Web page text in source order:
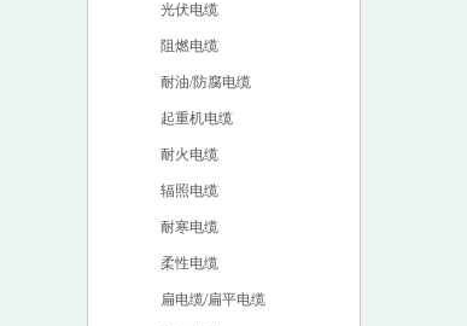
光伏电缆
阻燃电缆
耐油/防腐电缆
起重机电缆
耐火电缆
辐照电缆
耐寒电缆
柔性电缆
扁电缆/扁平电缆